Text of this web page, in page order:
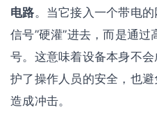
电路。当它接入一个带电
信号”硬灌”进去，而是通
号。这意味着设备本身不
护了操作人员的安全，也
造成冲击。